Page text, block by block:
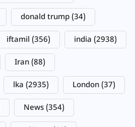
donald trump (34)
iftamil (356) india (2938)
Iran (88)
lka (2935) London (37)
News (354)